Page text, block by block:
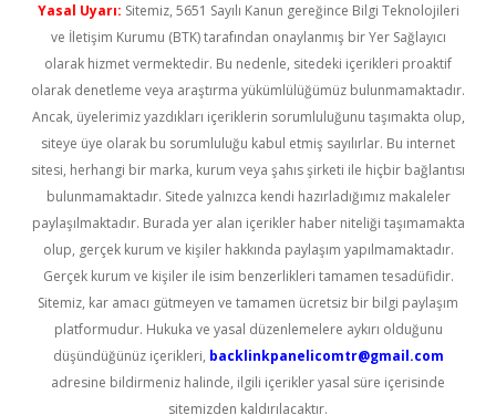
Yasal Uyarı: Sitemiz, 5651 Sayılı Kanun gereğince Bilgi Teknolojileri
ve İletişim Kurumu (BTK) tarafından onaylanmış bir Yer Sağlayıcı
olarak hizmet vermektedir. Bu nedenle, sitedeki içerikleri proaktif
olarak denetleme veya araştırma yükümlülüğümüz bulunmamaktadır.
Ancak, üyelerimiz yazdıkları içeriklerin sorumluluğunu taşımakta olup,
siteye üye olarak bu sorumluluğu kabul etmiş sayılırlar. Bu internet
sitesi, herhangi bir marka, kurum veya şahıs şirketi ile hiçbir bağlantısı
bulunmamaktadır. Sitede yalnızca kendi hazırladığımız makaleler
paylaşılmaktadır. Burada yer alan içerikler haber niteliği taşımamakta
olup, gerçek kurum ve kişiler hakkında paylaşım yapılmamaktadır.
Gerçek kurum ve kişiler ile isim benzerlikleri tamamen tesadüfidir.
Sitemiz, kar amacı gütmeyen ve tamamen ücretsiz bir bilgi paylaşım
platformudur. Hukuka ve yasal düzenlemelere aykırı olduğunu
düşündüğünüz içerikleri, backlinkpanelicomtr@gmail.com
adresine bildirmeniz halinde, ilgili içerikler yasal süre içerisinde
sitemizden kaldırılacaktır.